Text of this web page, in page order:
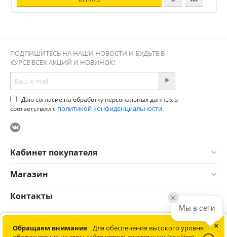
ПОДПИШИТЕСЬ НА НАШИ НОВОСТИ И БУДЬТЕ В
КУРСЕ ВСЕХ АКЦИЙ И НОВИНОК!
Даю согласие на обработку персональных данных в
соответствии с политикой конфиденциальности.
Кабинет покупателя
Магазин
Контакты
© 2012-2026 Соната. Все права защищены. Информация сайта
защищена законом об авторских правах. Не является
×
Обращаем внимание Для обеспечения высокого уровня
Мы в сети